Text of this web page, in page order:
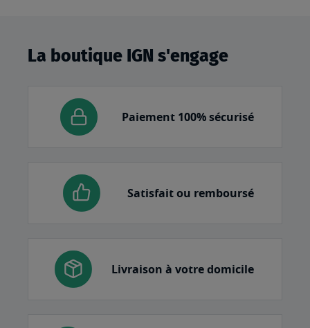
La boutique IGN s'engage
Paiement 100% sécurisé
Satisfait ou remboursé
Livraison à votre domicile